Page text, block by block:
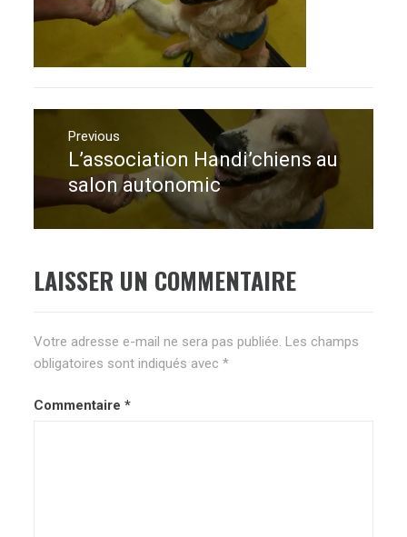
Navigation
l’article
Previous
Previous
post:
L’association Handi’chiens au
salon autonomic
LAISSER UN COMMENTAIRE
Votre adresse e-mail ne sera pas publiée. Les champs
obligatoires sont indiqués avec*
Commentaire*